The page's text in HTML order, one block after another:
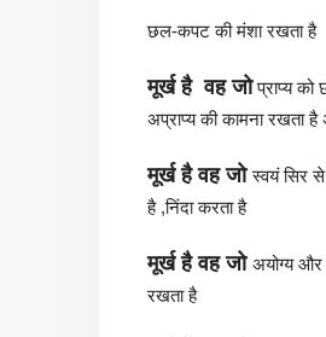
छल-कपट की मंशा रखता है
मूर्ख है वहजोप्राप्य को
अप्राप्य की कामना रखता
मूर्ख हैवहजो स्वयं सिर
है ,निंदा करता है
मूर्ख हैवहजो अयोग्य और
रखता है